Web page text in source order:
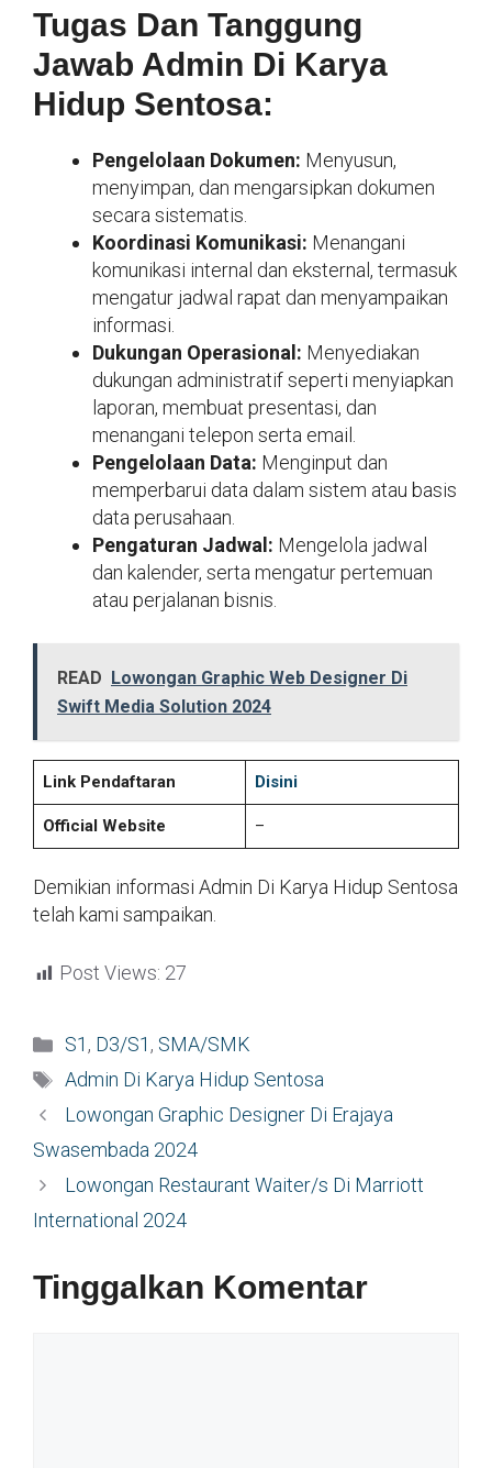
Tugas Dan Tanggung
Jawab Admin Di Karya
Hidup Sentosa:
Pengelolaan Dokumen: Menyusun,
menyimpan, dan mengarsipkan dokumen
secara sistematis.
Koordinasi Komunikasi: Menangani
komunikasi internal dan eksternal, termasuk
mengatur jadwal rapat dan menyampaikan
informasi.
Dukungan Operasional: Menyediakan
dukungan administratif seperti menyiapkan
laporan, membuat presentasi, dan
menangani telepon serta email.
Pengelolaan Data: Menginput dan
memperbarui data dalam sistem atau basis
data perusahaan.
Pengaturan Jadwal: Mengelola jadwal
dan kalender, serta mengatur pertemuan
atau perjalanan bisnis.
READ Lowongan Graphic Web Designer Di
Swift Media Solution 2024
Link Pendaftaran Disini
Official Website –
Demikian informasi Admin Di Karya Hidup Sentosa
telah kami sampaikan.
Post Views: 27
Kategori
S1 , D3/S1 , SMA/SMK
Tag
Admin Di Karya Hidup Sentosa
Lowongan Graphic Designer Di Erajaya
Swasembada 2024
Lowongan Restaurant Waiter/s Di Marriott
International 2024
Tinggalkan Komentar